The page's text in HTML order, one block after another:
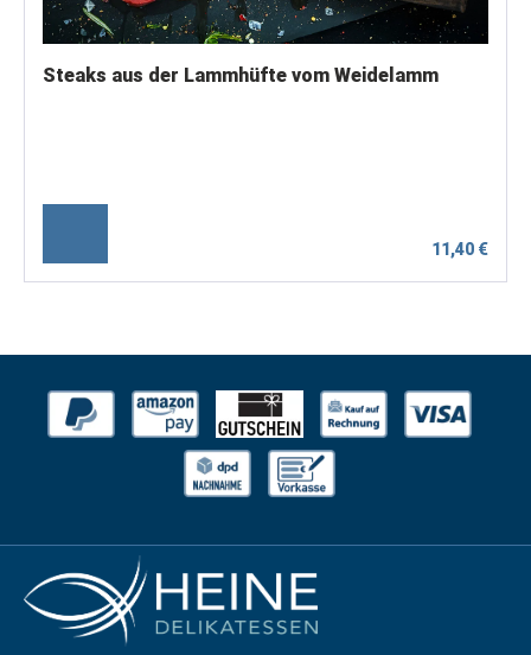
Steaks aus der Lammhüfte vom Weidelamm
11,40 €